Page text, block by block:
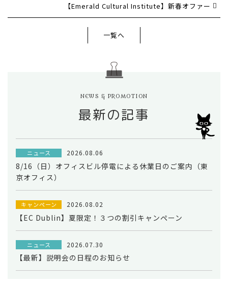
一覧へ
【Emerald Cultural Institute】新春オファー
NEWS & PROMOTION
最新の記事
ニュース 2026.08.06
8/16（日）オフィスビル停電による休業日のご案内（東
京オフィス）
キャンペーン 2026.08.02
【EC Dublin】夏限定！３つの割引キャンペーン
ニュース 2026.07.30
【最新】説明会の日程のお知らせ